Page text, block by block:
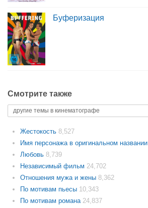
Буферизация
Смотрите также
другие темы в кинематографе
Жестокость 8,527
Имя персонажа в оригинальном названии
Любовь 8,739
Независимый фильм 24,702
Отношения мужа и жены 8,362
По мотивам пьесы 10,343
По мотивам романа 24,837